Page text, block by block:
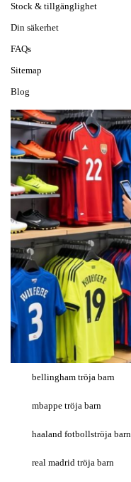
Stock & tillgänglighet
Din säkerhet
FAQs
Sitemap
Blog
bellingham tröja barn
mbappe tröja barn
haaland fotbollströja barn
real madrid tröja barn